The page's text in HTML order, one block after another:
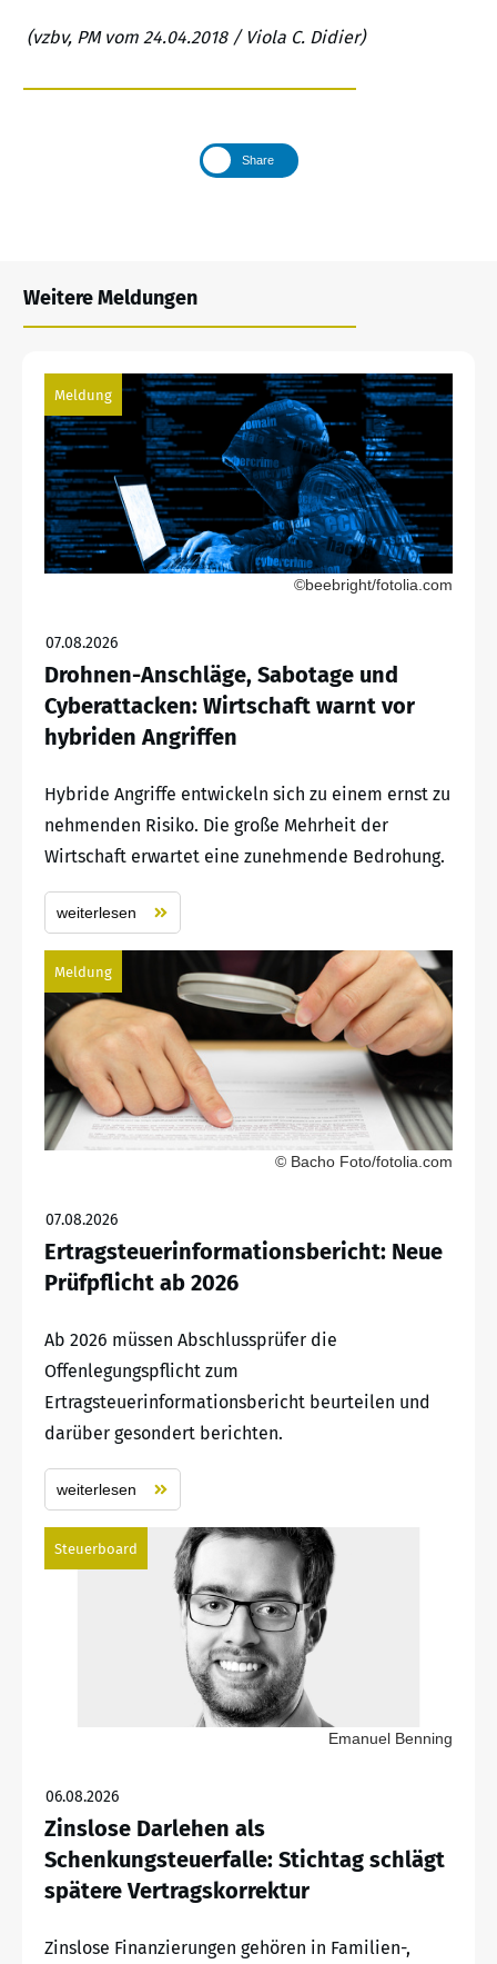
(vzbv, PM vom 24.04.2018 / Viola C. Didier)
Share
Weitere Meldungen
Meldung
©beebright/fotolia.com
07.08.2026
Drohnen-Anschläge, Sabotage und
Cyberattacken: Wirtschaft warnt vor
hybriden Angriffen
Hybride Angriffe entwickeln sich zu einem ernst zu
nehmenden Risiko. Die große Mehrheit der
Wirtschaft erwartet eine zunehmende Bedrohung.
weiterlesen
Meldung
© Bacho Foto/fotolia.com
07.08.2026
Ertragsteuerinformationsbericht: Neue
Prüfpflicht ab 2026
Ab 2026 müssen Abschlussprüfer die
Offenlegungspflicht zum
Ertragsteuerinformationsbericht beurteilen und
darüber gesondert berichten.
weiterlesen
Steuerboard
Emanuel Benning
06.08.2026
Zinslose Darlehen als
Schenkungsteuerfalle: Stichtag schlägt
spätere Vertragskorrektur
Zinslose Finanzierungen gehören in Familien-,